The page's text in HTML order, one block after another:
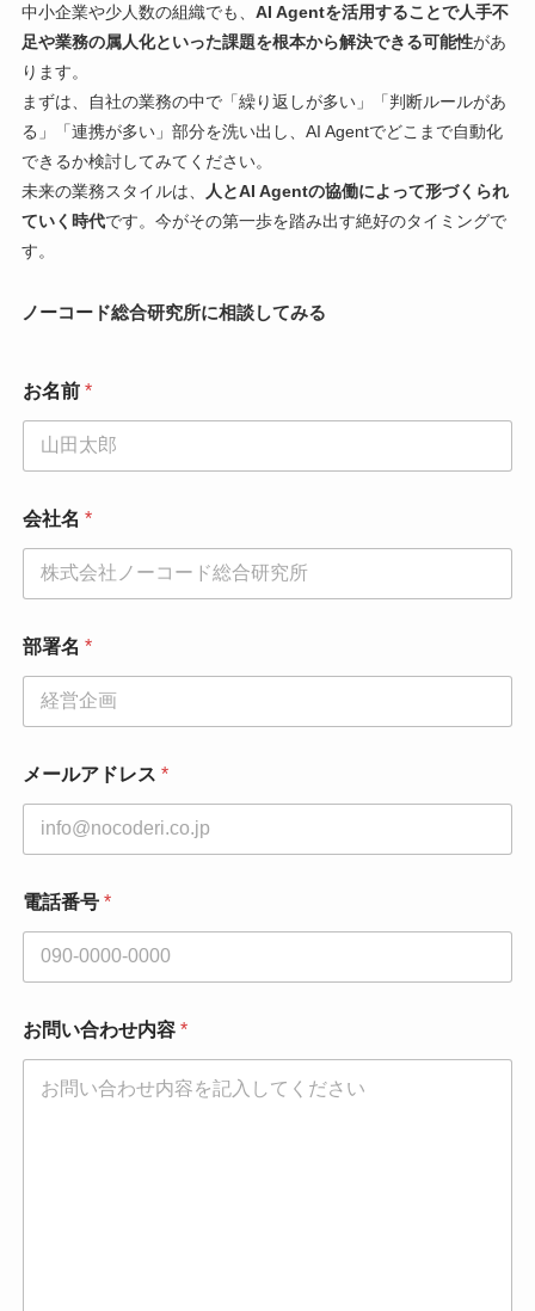
中小企業や少人数の組織でも、 AI Agentを活用することで人手不
足や業務の属人化といった課題を根本から解決できる可能性があ
ります。
まずは、自社の業務の中で「繰り返しが多い」「判断ルールがあ
る」「連携が多い」部分を洗い出し、AI Agentでどこまで自動化
できるか検討してみてください。
未来の業務スタイルは、
人とAI Agentの協働によって形づくられ
ていく時代です。今がその第一歩を踏み出す絶好のタイミングで
す。
ノーコード総合研究所に相談してみる
お名前 *
会社名 *
部署名 *
*
お
わ
せ
内
メールアドレス *
電話番号 *
お問い合わせ内容 *